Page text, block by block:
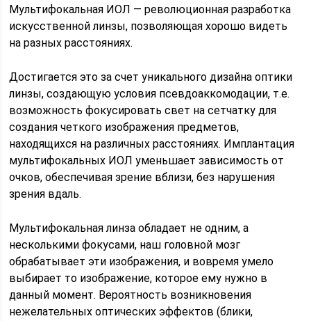
Мультифокальная ИОЛ — революционная разработка
искусственной линзы, позволяющая хорошо видеть
на разных расстояниях.
Достигается это за счет уникального дизайна оптики
линзы, создающую условия псевдоаккомодации, т.е.
возможность фокусировать свет на сетчатку для
создания четкого изображения предметов,
находящихся на различных расстояниях. Имплантация
мультифокальных ИОЛ уменьшает зависимость от
очков, обеспечивая зрение вблизи, без нарушения
зрения вдаль.
Мультифокальная линза обладает не одним, а
несколькими фокусами, наш головной мозг
обрабатывает эти изображения, и вовремя умело
выбирает то изображение, которое ему нужно в
данный момент. Вероятность возникновения
нежелательных оптических эффектов (блики,